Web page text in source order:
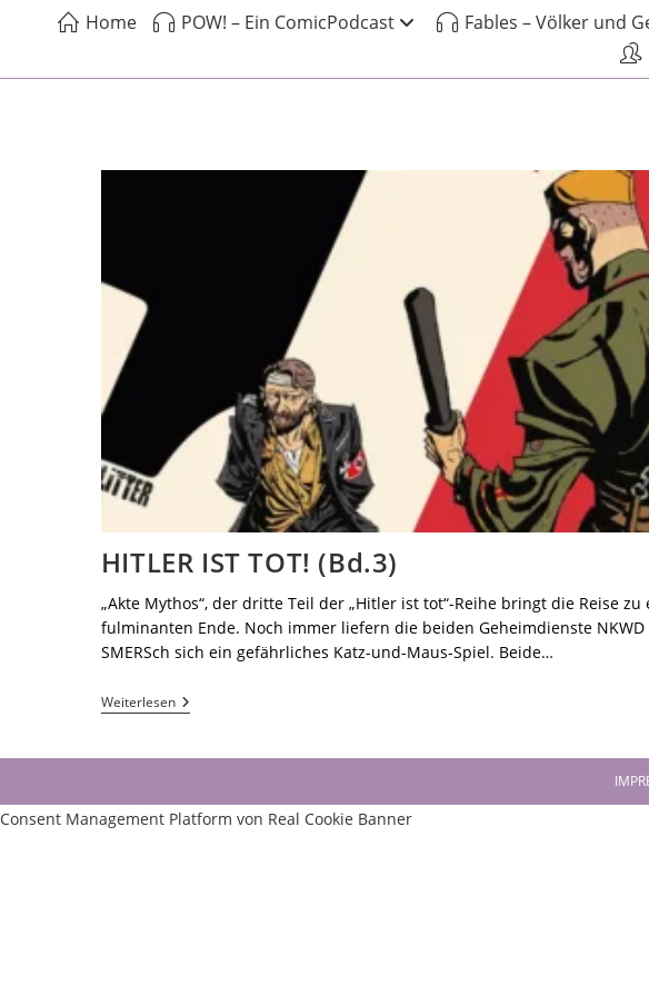
Home POW! – Ein ComicPodcast Fables – Völker und
HITLER IST TOT! (Bd.3)
„Akte Mythos“, der dritte Teil der „Hitler ist tot“-Reihe bringt die Reise zu
fulminanten Ende. Noch immer liefern die beiden Geheimdienste NKWD
SMERSch sich ein gefährliches Katz-und-Maus-Spiel. Beide…
Weiterlesen
Consent Management Platform von Real Cookie Banner